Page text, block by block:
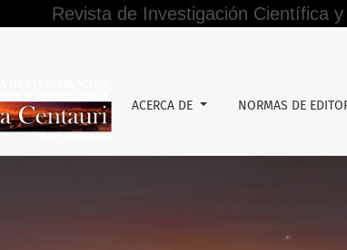
Revista de Investigación Científica
ACERCA DE NORMAS DE